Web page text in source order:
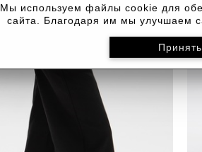
Мы используем файлы cookie для
сайта. Благодаря им мы улучшаем